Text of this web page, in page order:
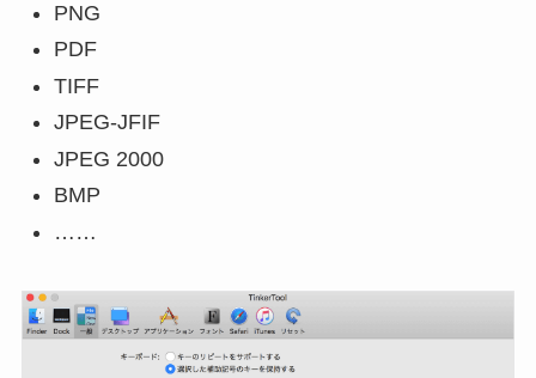
PNG
PDF
TIFF
JPEG-JFIF
JPEG 2000
BMP
……